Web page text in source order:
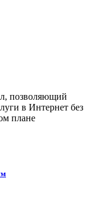
позволяющий
в Интернет без
плане